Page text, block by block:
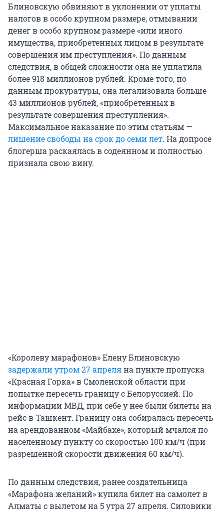
Блиновскую обвиняют в уклонении от уплаты
налогов в особо крупном размере, отмывании
денег в особо крупном размере «или иного
имущества, приобретенных лицом в результате
совершения им преступления». По данным
следствия, в общей сложности она не уплатила
более 918 миллионов рублей. Кроме того, по
данным прокуратуры, она легализовала больше
43 миллионов рублей, «приобретенных в
результате совершения преступления».
Максимальное наказание по этим статьям —
лишение свободы на срок до семи лет. На допросе
блогерша раскаялась в содеянном и полностью
признала свою вину.
«Королеву марафонов» Елену Блиновскую
задержали утром 27 апреляна пункте пропуска
«Красная Горка» в Смоленской области при
попытке пересечь границу с Белоруссией. По
информации МВД, при себе у нее были билеты на
рейс в Ташкент. Границу она собиралась пересечь
на арендованном «Майбахе», который мчался по
населенному пункту со скоростью 100 км/ч (при
разрешенной скорости движения 60 км/ч).
По данным следствия, ранее создательница
«Марафона желаний» купила билет на самолет в
Алматы с вылетом на 5 утра 27 апреля. Силовики